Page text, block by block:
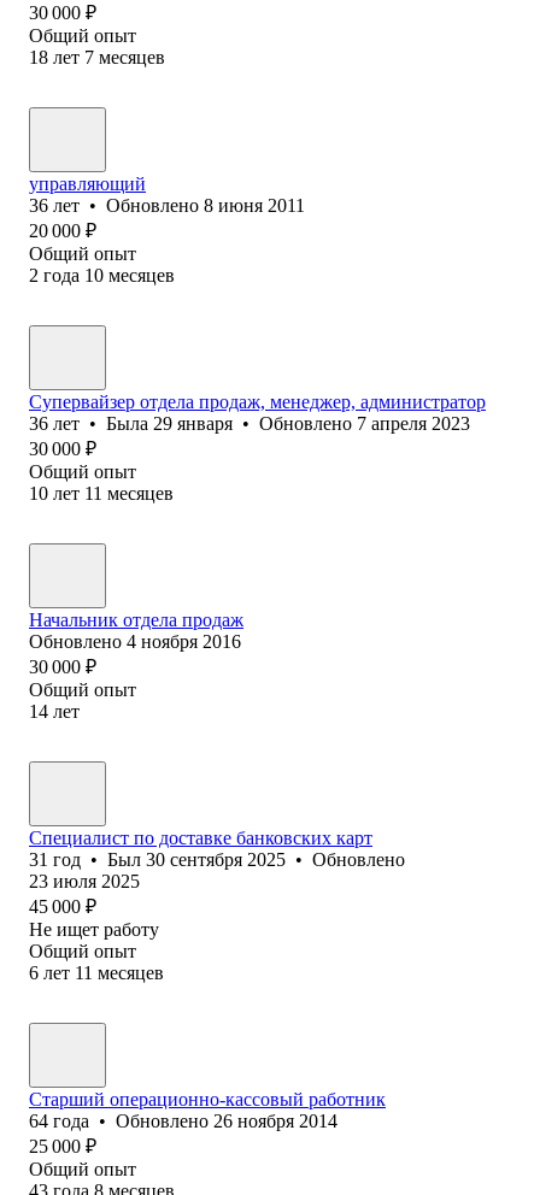
30 000 ₽
Общий опыт
18 лет 7 месяцев
управляющий
36 лет • Обновлено 8 июня 2011
20 000 ₽
Общий опыт
2 года 10 месяцев
Супервайзер отдела продаж, менеджер, администратор
36 лет • Была 29 января • Обновлено 7 апреля 2023
30 000 ₽
Общий опыт
10 лет 11 месяцев
Начальник отдела продаж
Обновлено 4 ноября 2016
30 000 ₽
Общий опыт
14 лет
Специалист по доставке банковских карт
31 год • Был 30 сентября 2025 • Обновлено
23 июля 2025
45 000 ₽
Не ищет работу
Общий опыт
6 лет 11 месяцев
Старший операционно-кассовый работник
64 года • Обновлено 26 ноября 2014
25 000 ₽
Общий опыт
43 года 8 месяцев